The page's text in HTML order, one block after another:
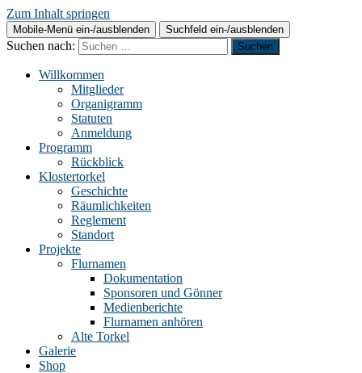
Zum Inhalt springen
Mobile-Menü ein-/ausblenden Suchfeld ein-/ausblenden
Suchen nach:
Willkommen
Mitglieder
Organigramm
Statuten
Anmeldung
Programm
Rückblick
Klostertorkel
Geschichte
Räumlichkeiten
Reglement
Standort
Projekte
Flurnamen
Dokumentation
Sponsoren und Gönner
Medienberichte
Flurnamen anhören
Alte Torkel
Galerie
Shop